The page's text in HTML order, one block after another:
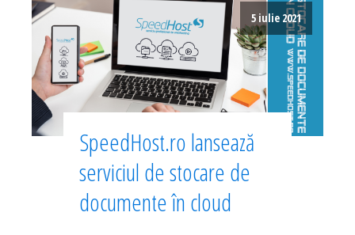
5 iulie 2021
SpeedHost.ro lansează
serviciul de stocare de
documente în cloud